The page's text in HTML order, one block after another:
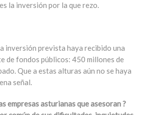
la inversión por la que rezo.
inversión prevista haya recibido una
de fondos públicos: 450 millones de
Que a estas alturas aún no se haya
señal.
empresas asturianas que asesoran ?